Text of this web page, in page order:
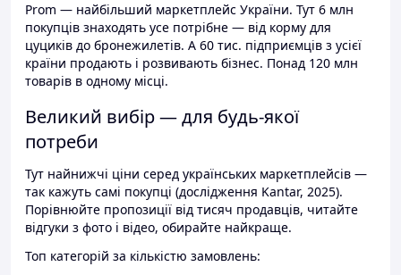
Prom — найбільший маркетплейс України. Тут 6 млн
покупців знаходять усе потрібне — від корму для
цуциків до бронежилетів. А 60 тис. підприємців з усієї
країни продають і розвивають бізнес. Понад 120 млн
товарів в одному місці.
Великий вибір — для будь-якої
потреби
Тут найнижчі ціни серед українських маркетплейсів —
так кажуть самі покупці (дослідження Kantar, 2025).
Порівнюйте пропозиції від тисяч продавців, читайте
відгуки з фото і відео, обирайте найкраще.
Топ категорій за кількістю замовлень: